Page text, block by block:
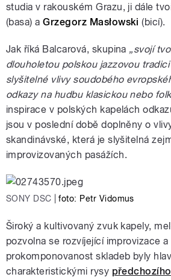
studia v rakouském Grazu, ji dále
(basa) aGrzegorz Masłowski (bicí).
Jak říká Balcarová, skupina „svojí
dlouholetou polskou jazzovou
slyšitelné vlivy soudobého
odkazy na hudbu klasickou nebo
inspirace v polských kapelách
jsou v poslední době doplněny o
skandinávské, která je slyšitelná
improvizovaných pasážích.
SONY DSC foto: Petr Vidomus
Široký a kultivovaný zvuk kapely,
pozvolna se rozvíjející improvizace
prokomponovanost skladeb byly
charakteristickými rysy